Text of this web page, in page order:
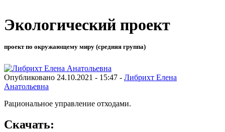
Экологический проект
проект по окружающему миру (средняя группа)
Опубликовано 24.10.2021 - 15:47 - Либрихт Елена
Анатольевна
Рациональное управление отходами.
Скачать: